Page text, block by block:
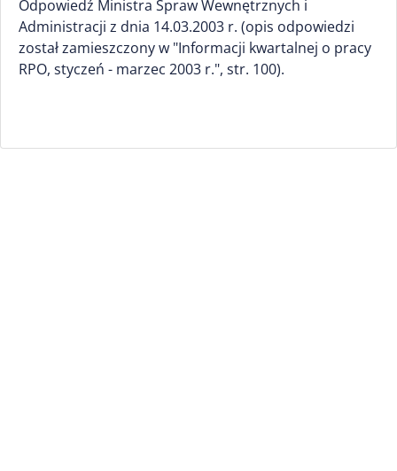
Odpowiedź Ministra Spraw Wewnętrznych i
Administracji z dnia 14.03.2003 r. (opis odpowiedzi
został zamieszczony w "Informacji kwartalnej o pracy
RPO, styczeń - marzec 2003 r.", str. 100).